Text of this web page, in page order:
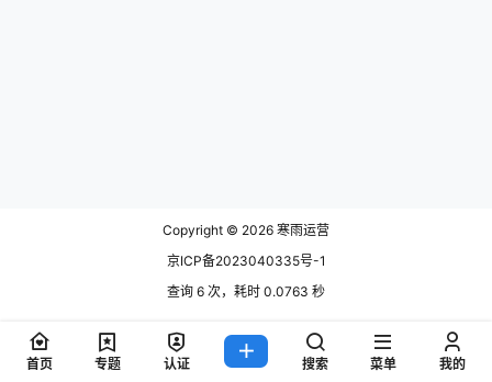
Copyright © 2026 寒雨运营
京ICP备2023040335号-1
查询 6 次，耗时 0.0763 秒
首页 专题 认证 搜索 菜单 我的